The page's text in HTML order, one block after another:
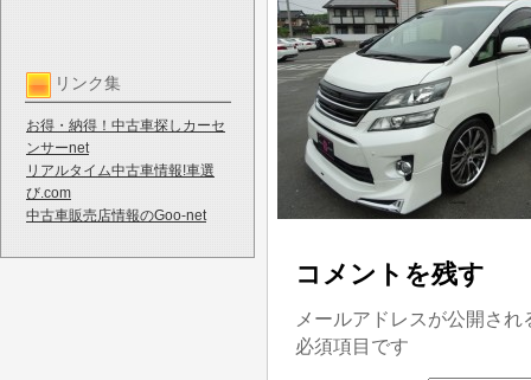
リンク集
お得・納得！中古車探しカーセ
ンサーnet
リアルタイム中古車情報!車選
び.com
中古車販売店情報のGoo-net
コメントを残す
メールアドレスが公開さ
必須項目です